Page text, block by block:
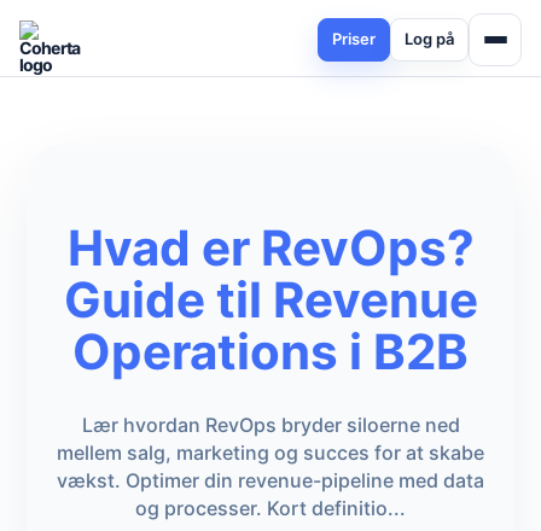
Priser Log på
Hvad er RevOps?
Guide til Revenue
Operations i B2B
Lær hvordan RevOps bryder siloerne ned
mellem salg, marketing og succes for at skabe
vækst. Optimer din revenue-pipeline med data
og processer. Kort definitio...